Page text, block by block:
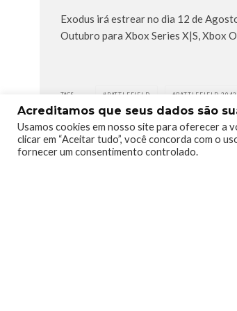
Exodus irá estrear no dia 12 de
Outubro para Xbox Series X|S, Xbox
TAGS BATTLEFIELD BATTLEFIELD 2042
Acreditamos que seus dados são
Usamos cookies em nosso site para oferecer a
clicar em “Aceitar tudo”, você concorda com o
fornecer um consentimento controlado.